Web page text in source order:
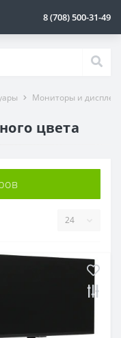
8 (708) 500-31-49
Мониторы и дисплеи
цвета